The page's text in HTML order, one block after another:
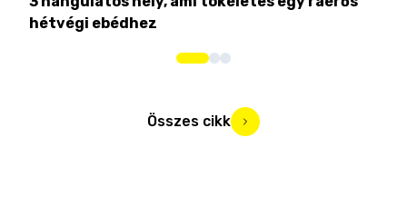
hétvégi ebédhez
Összes cikk